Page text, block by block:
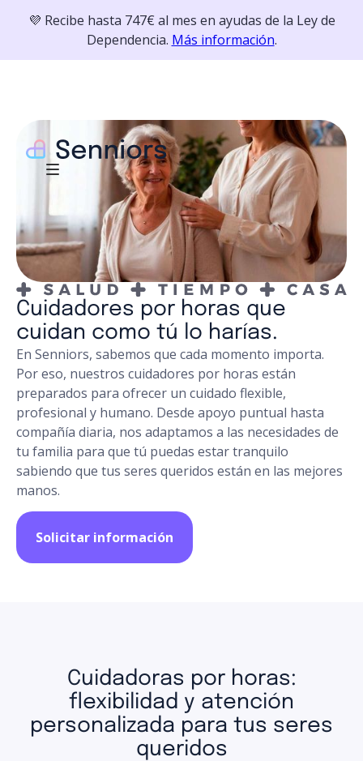
💜 Recibe hasta 747€ al mes en ayudas de la Ley de
Dependencia. Más información.
Cuidadores por horas que
cuidan como tú lo harías.
En Senniors, sabemos que cada momento importa.
Por eso, nuestros cuidadores por horas están
preparados para ofrecer un cuidado flexible,
profesional y humano. Desde apoyo puntual hasta
compañía diaria, nos adaptamos a las necesidades de
tu familia para que tú puedas estar tranquilo
sabiendo que tus seres queridos están en las mejores
manos.
Solicitar información
Cuidadoras por horas:
flexibilidad y atención
personalizada para tus seres
queridos